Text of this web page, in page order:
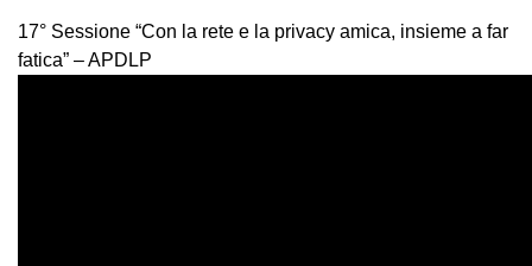
17° Sessione “Con la rete e la privacy amica, insieme a far
fatica” – APDLP